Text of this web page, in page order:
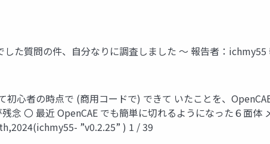
た質問の件、自分なりに調査しました ～ 報告者：
初心者の時点で (商用コードで) できて いたことを、
念 〇 最近 OpenCAE でも簡単に切れるようになった６面
”v0.2.25” ) 1 / 39